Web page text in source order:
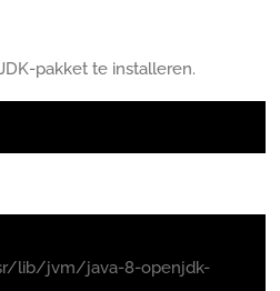
pakket te installeren.
lib/jvm/java-8-openjdk-